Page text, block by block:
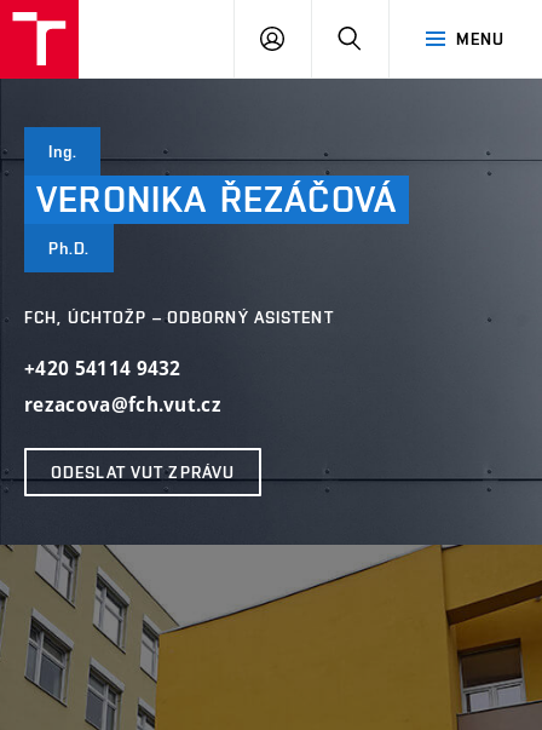
MENU
PŘIHLÁSIT
Ing.
VERONIKA ŘEZÁČOVÁ
Ph.D.
FCH, ÚCHTOŽP – ODBORNÝ ASISTENT
+420 54114 9432
rezacova@fch.vut.cz
ODESLAT VUT ZPRÁVU